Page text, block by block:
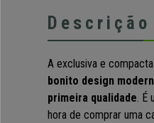
Descrição
A exclusiva e
bonito design
primeira qualidade. É
hora de comprar uma